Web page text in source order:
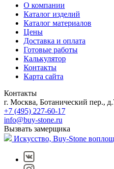
О компании
Каталог изделий
Каталог материалов
Цены
Доставка и оплата
Готовые работы
Калькулятор
Контакты
Карта сайта
Контакты
г. Москва, Ботанический пер.,
+7 (495) 227-60-17
info@buy-stone.ru
Вызвать замерщика
Искусство, Buy-Stone